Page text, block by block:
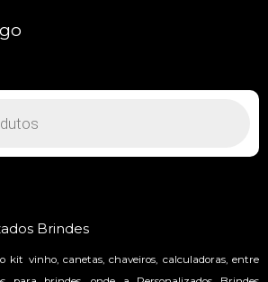
Brindes
kit vinho, canetas, chaveiros, calculadoras, entre